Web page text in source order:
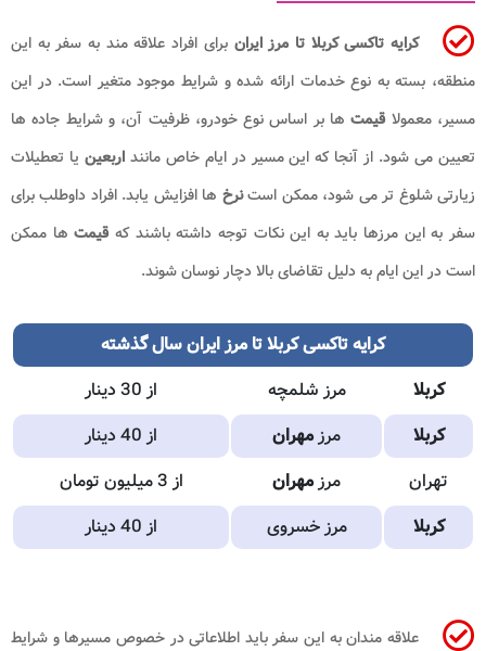
کرایه تاکسی کربلا تا مرز ایران برای افراد علاقه مند به سفر به این
منطقه، بسته به نوع خدمات ارائه شده و شرایط موجود متغیر است. در این
مسیر، معمولاقیمت ها بر اساس نوع خودرو، ظرفیت آن، و شرایط جاده ها
تعیین می شود. از آنجا که این مسیر در ایام خاص ماننداربعین یا تعطیلات
زیارتی شلوغ تر می شود، ممکن استنرخ ها افزایش یابد. افراد داوطلب برای
سفر به این مرزها باید به این نکات توجه داشته باشند کهقیمت ها ممکن
است در این ایام به دلیل تقاضای بالا دچار نوسان شوند.
کرایه تاکسی کربلا تا مرز ایران سال گذشته
کربلا
مرز شلمچه
از 30 دینار
کربلا
مرزمهران
از 40 دینار
تهران
مرزمهران
از 3 میلیون تومان
کربلا
مرز خسروی از 40 دینار
علاقه مندان به این سفر باید اطلاعاتی در خصوص مسیرها و شرایط